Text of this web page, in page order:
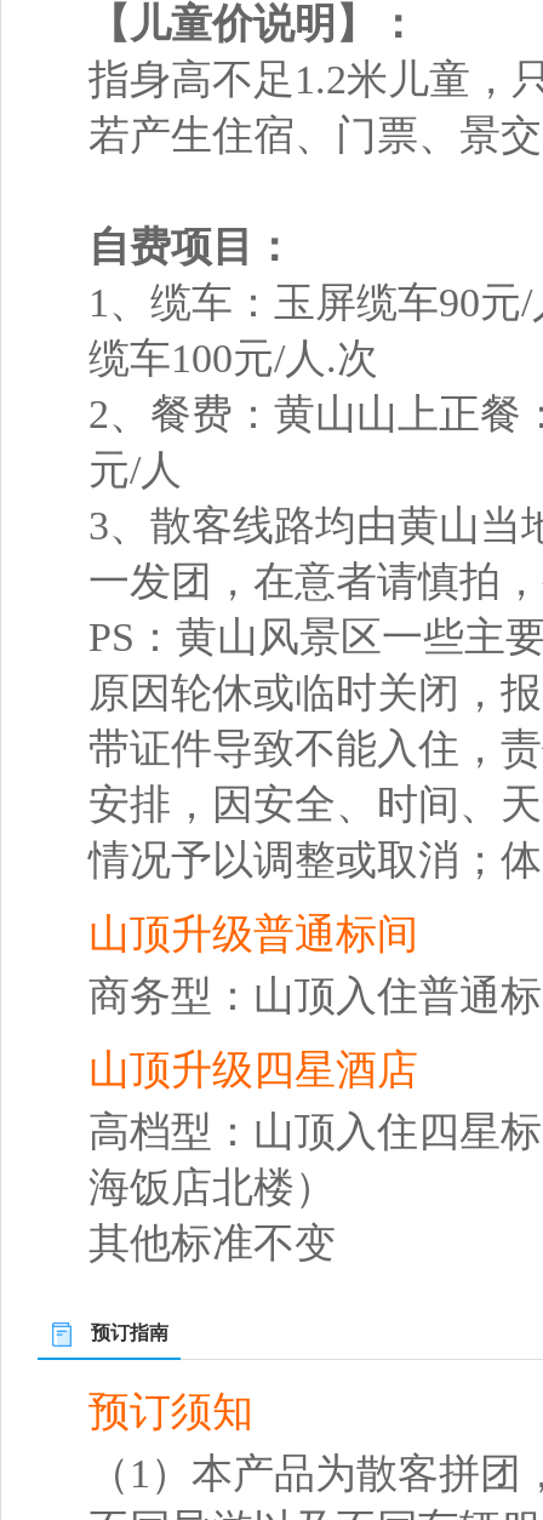
【儿童价说明】：
指身高不足1.2米儿童，
若产生住宿、门票、景
自费项目：
1、缆车：玉屏缆车90
缆车100元/人.次
2、餐费：黄山山上正餐
元/人
3、散客线路均由黄山当
一发团，在意者请慎拍
PS：黄山风景区一些主
原因轮休或临时关闭，
带证件导致不能入住，
安排，因安全、时间、
情况予以调整或取消；
山顶升级普通标间
商务型：山顶入住普通
山顶升级四星酒店
高档型：山顶入住四星
海饭店北楼）
其他标准不变
预订指南
预订须知
（1）本产品为散客拼